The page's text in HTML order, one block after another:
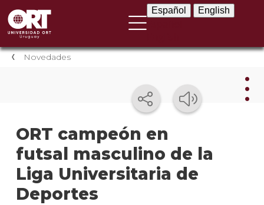
Español English
Novedades
ORT campeón en
futsal masculino de la
Liga Universitaria de
Deportes